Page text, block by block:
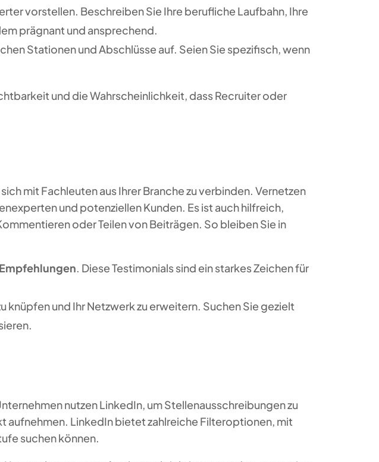
vorstellen. Beschreiben Sie Ihre berufliche Laufbahn, Ihre
prägnant und ansprechend.
Stationen und Abschlüsse auf. Seien Sie spezifisch, wenn
und die Wahrscheinlichkeit, dass Recruiter oder
mit Fachleuten aus Ihrer Branche zu verbinden. Vernetzen
und potenziellen Kunden. Es ist auch hilfreich,
oder Teilen von Beiträgen. So bleiben Sie in
Empfehlungen. Diese Testimonials sind ein starkes Zeichen für
knüpfen und Ihr Netzwerk zu erweitern. Suchen Sie gezielt
nutzen LinkedIn, um Stellenausschreibungen zu
LinkedIn bietet zahlreiche Filteroptionen, mit
suchen können.